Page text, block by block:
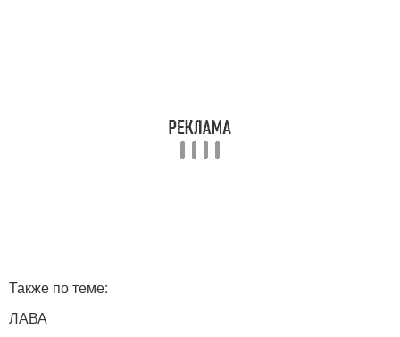
Также по теме:
ЛАВА